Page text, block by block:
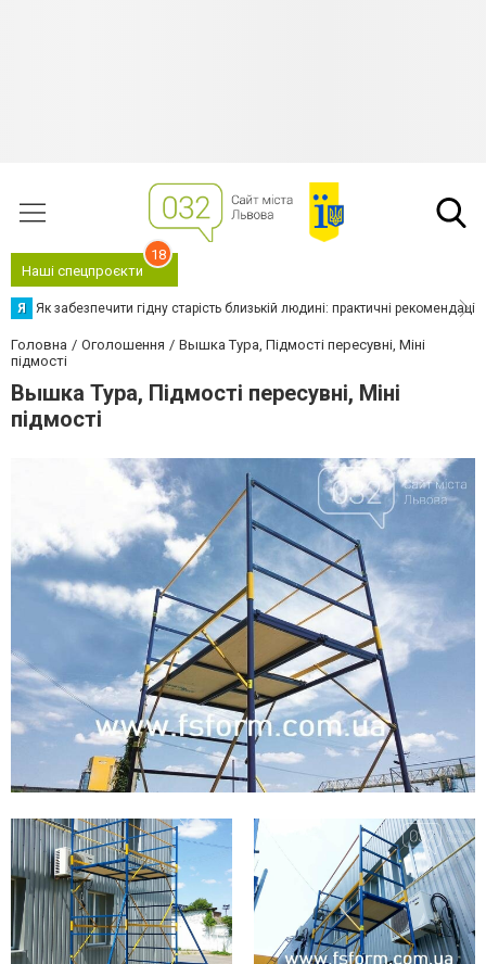
Наші спецпроєкти
18
Я Як забезпечити гідну старість близькій людині: практичні рекомендації
Головна Оголошення
Вышка Тура, Підмості пересувні, Міні
підмості
Вышка Тура, Підмості пересувні, Міні
підмості